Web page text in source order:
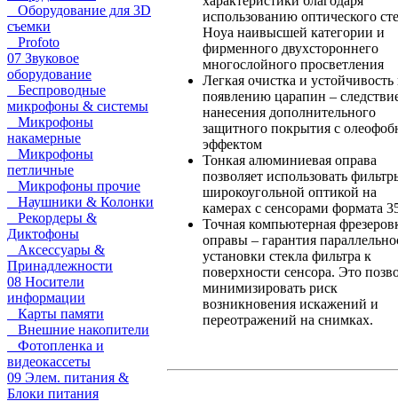
Оборудование для 3D
съемки
Profoto
07 Звуковое
оборудование
Беспроводные
микрофоны & системы
Микрофоны
накамерные
Микрофоны
петличные
Микрофоны прочие
Наушники & Колонки
Рекордеры &
Диктофоны
Аксессуары &
Принадлежности
08 Носители
информации
Карты памяти
Внешние накопители
Фотопленка и
видеокассеты
09 Элем. питания &
Блоки питания
использованию оптического
Hoya наивысшей категории и
фирменного двухстороннего
многослойного просветления
Легкая очистка и устойчивость
появлению царапин –
нанесения дополнительного
защитного покрытия с
эффектом
Тонкая алюминиевая оправа
позволяет использовать
широкоугольной оптикой на
камерах с сенсорами формата
Точная компьютерная
оправы – гарантия
установки стекла фильтра к
поверхности сенсора. Это
минимизировать риск
возникновения искажений и
переотражений на снимках.